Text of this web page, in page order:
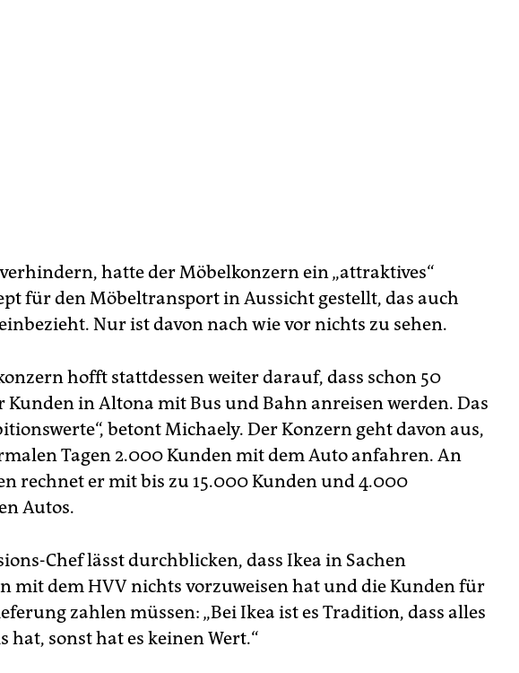
hatte der Möbelkonzern ein „attraktives“
für den Möbeltransport in Aussicht gestellt, das auch
Nur ist davon nach wie vor nichts zu sehen.
hofft stattdessen weiter darauf, dass schon 50
Kunden in Altona mit Bus und Bahn anreisen werden. Das
betont Michaely. Der Konzern geht davon aus,
Tagen 2.000 Kunden mit dem Auto anfahren. An
rechnet er mit bis zu 15.000 Kunden und 4.000
Autos.
Chef lässt durchblicken, dass Ikea in Sachen
mit dem HVV nichts vorzuweisen hat und die Kunden für
zahlen müssen: „Bei Ikea ist es Tradition, dass alles
hat, sonst hat es keinen Wert.“